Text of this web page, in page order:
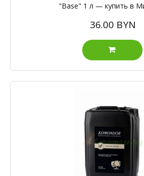
"Base" 1 л — купить в
36.00 BYN